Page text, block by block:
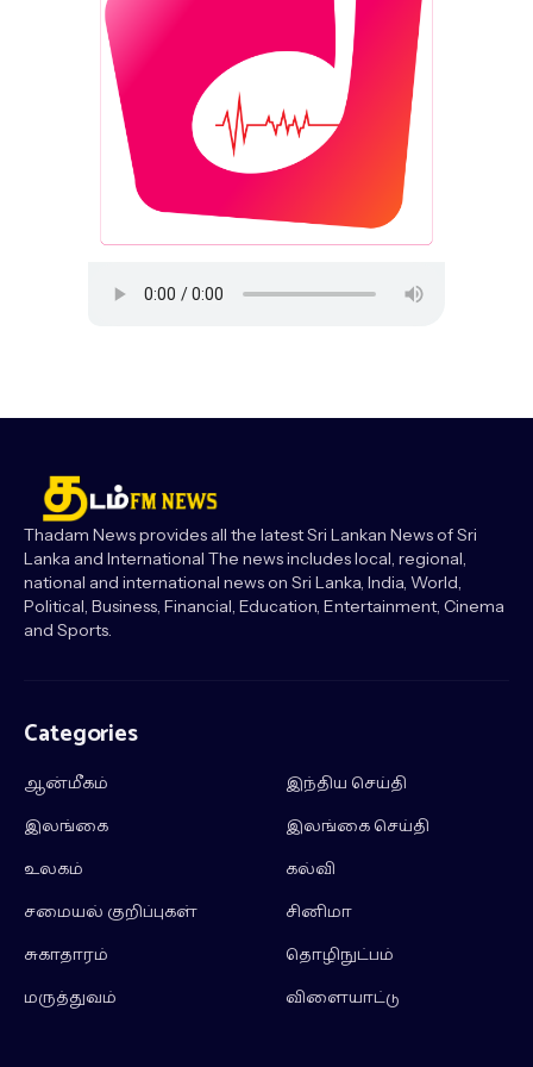
Thadam News provides all the latest Sri Lankan News of Sri
Lanka and International The news includes local, regional,
national and international news on Sri Lanka, India, World,
Political, Business, Financial, Education, Entertainment, Cinema
and Sports.
Categories
ஆன்மீகம்
இந்திய செய்தி
இலங்கை
இலங்கை செய்தி
உலகம்
கல்வி
சமையல் குறிப்புகள்
சினிமா
சுகாதாரம்
தொழிநுட்பம்
மருத்துவம்
விளையாட்டு